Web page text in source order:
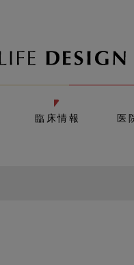
臨床情報 医